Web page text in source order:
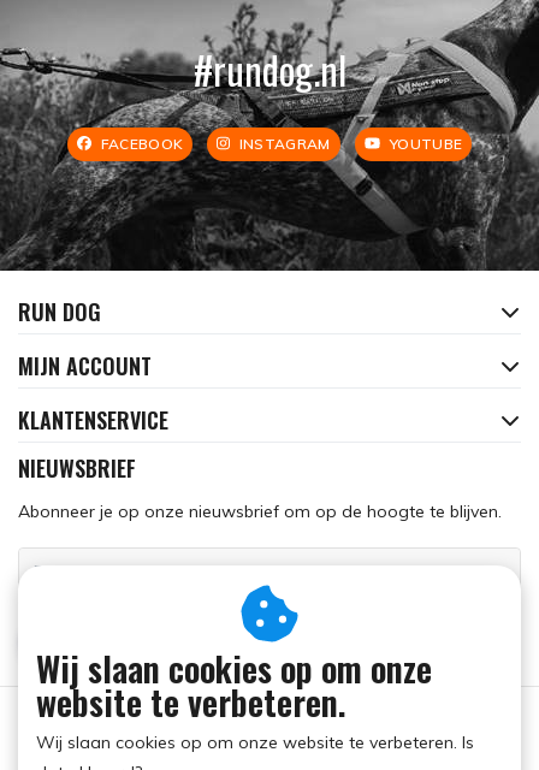
#rundog.nl
FACEBOOK INSTAGRAM YOUTUBE
RUN DOG
MIJN ACCOUNT
KLANTENSERVICE
NIEUWSBRIEF
Abonneer je op onze nieuwsbrief om op de hoogte te blijven.
Wij slaan cookies op om onze
website te verbeteren.
Wij slaan cookies op om onze website te verbeteren. Is